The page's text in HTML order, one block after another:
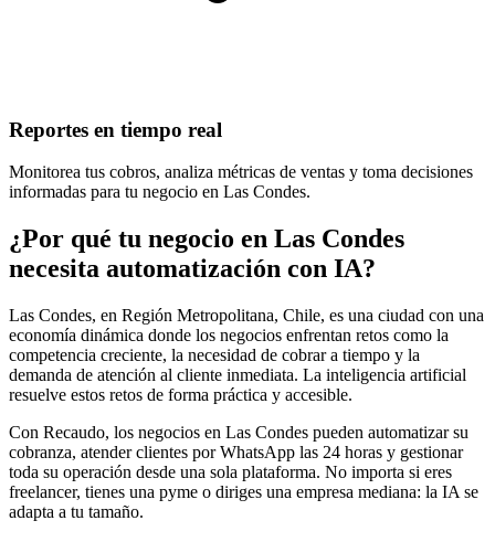
Reportes en tiempo real
Monitorea tus cobros, analiza métricas de ventas y toma decisiones
informadas para tu negocio en Las Condes.
¿Por qué tu negocio en Las Condes
necesita automatización con IA?
Las Condes, en Región Metropolitana, Chile, es una ciudad con una
economía dinámica donde los negocios enfrentan retos como la
competencia creciente, la necesidad de cobrar a tiempo y la
demanda de atención al cliente inmediata. La inteligencia artificial
resuelve estos retos de forma práctica y accesible.
Con Recaudo, los negocios en Las Condes pueden automatizar su
cobranza, atender clientes por WhatsApp las 24 horas y gestionar
toda su operación desde una sola plataforma. No importa si eres
freelancer, tienes una pyme o diriges una empresa mediana: la IA se
adapta a tu tamaño.